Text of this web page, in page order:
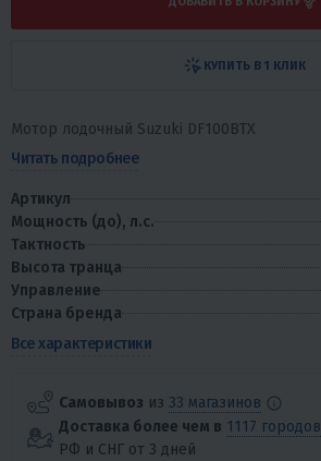
КУПИТЬ В 1 КЛИК
Мотор лодочный Suzuki DF100BTX
Читать подробнее
Артикул
Мощность (до), л.с.
Тактность
Высота транца
Управление
Страна бренда
Все характеристики
Самовывоз из 33 магазинов
Доставка более чем в 1117 городов
РФ и СНГ от 3 дней